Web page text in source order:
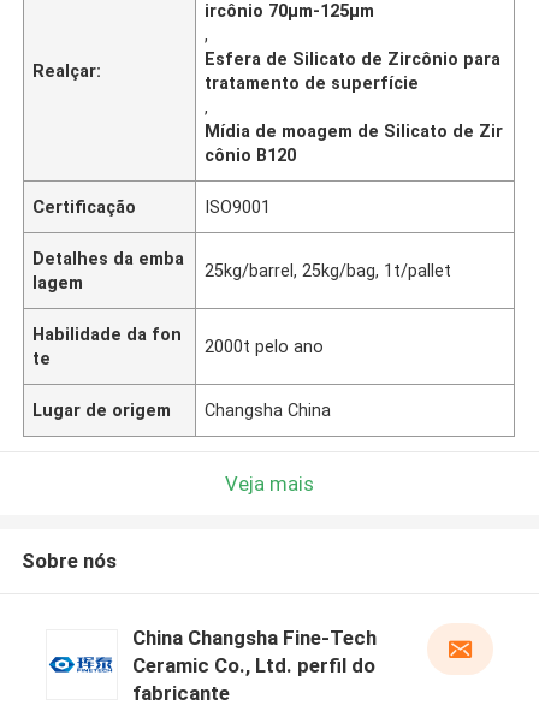
Realçar:
ircônio 70µm-125µm
,
Esfera de Silicato de Zircônio para
tratamento de superfície
,
Mídia de moagem de Silicato de Zir
cônio B120
Certificação ISO9001
Detalhes da emba
lagem
25kg/barrel, 25kg/bag, 1t/pallet
Habilidade da fon
te
2000t pelo ano
Lugar de origem Changsha China
Veja mais
Sobre nós
China Changsha Fine-Tech
Ceramic Co., Ltd. perfil do
fabricante